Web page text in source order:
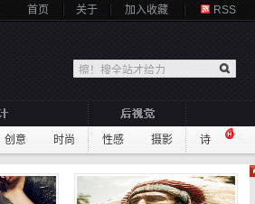
首页 关于 加入收藏 RSS
创意 时尚 性感 摄影 诗